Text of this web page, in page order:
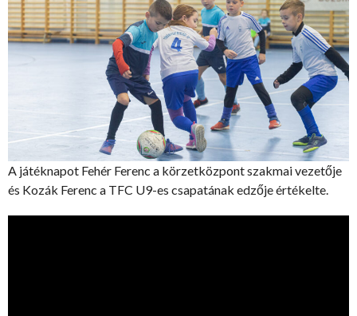
A játéknapot Fehér Ferenc a körzetközpont szakmai vezetője
és Kozák Ferenc a TFC U9-es csapatának edzője értékelte.